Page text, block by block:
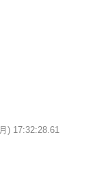
) 17:32:28.61